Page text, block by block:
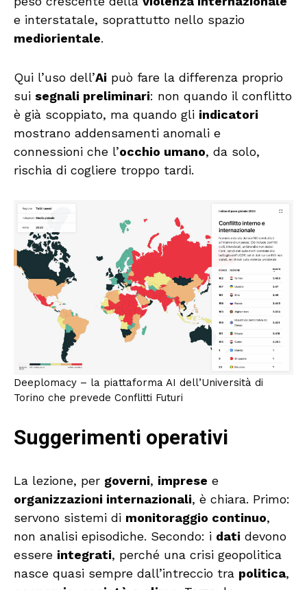
e interstatale, soprattutto nello spazio
mediorientale.
Qui l’uso dell’Ai può fare la differenza proprio
sui segnali preliminari: non quando il conflitto
è già scoppiato, ma quando gli indicatori
mostrano addensamenti anomali e
connessioni che l’occhio umano, da solo,
rischia di cogliere troppo tardi.
Deeplomacy – la piattaforma AI dell’Università di
Torino che prevede Conflitti Futuri
Suggerimenti operativi
La lezione, per governi, imprese e
organizzazioni internazionali, è chiara. Primo:
servono sistemi di monitoraggio continuo,
non analisi episodiche. Secondo: i dati devono
essere integrati, perché una crisi geopolitica
nasce quasi sempre dall’intreccio tra politica,